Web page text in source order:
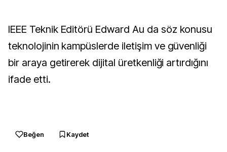
IEEE Teknik Editörü Edward Au da söz konusu
teknolojinin kampüslerde iletişim ve güvenliği
bir araya getirerek dijital üretkenliği artırdığını
ifade etti.
Beğen Kaydet